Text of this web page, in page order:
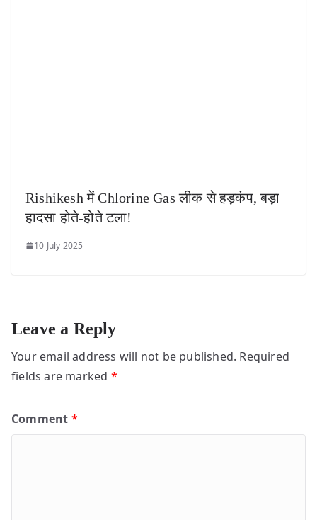
Rishikesh में Chlorine Gas लीक से हड़कंप, बड़ा
हादसा होते-होते टला!
10 July 2025
Leave a Reply
Your email address will not be published. Required
fields are marked *
Comment *